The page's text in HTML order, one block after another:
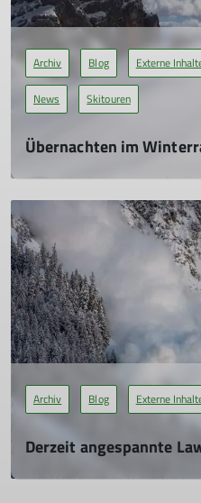
Archiv Blog Externe
News Skitouren
Übernachten im
Was euch erwartet und was
In der kalten Jahreszeit bis
geöffnet, trotzdem erfordern
Durchquerungen oder
Schutzraum. Deshalb bieten
an.
mehr erfahren
Archiv Blog Externe
Derzeit angespannte
Darauf musst Du jetzt achten